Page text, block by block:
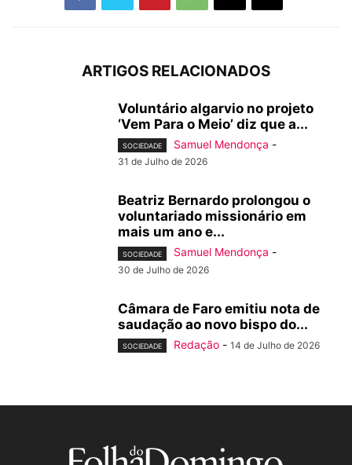
ARTIGOS RELACIONADOS
Voluntário algarvio no projeto
‘Vem Para o Meio’ diz que a...
SOCIEDADE Samuel Mendonça -
31 de Julho de 2026
Beatriz Bernardo prolongou o
voluntariado missionário em
mais um ano e...
SOCIEDADE Samuel Mendonça -
30 de Julho de 2026
Câmara de Faro emitiu nota de
saudação ao novo bispo do...
SOCIEDADE Redação - 14 de Julho de 2026